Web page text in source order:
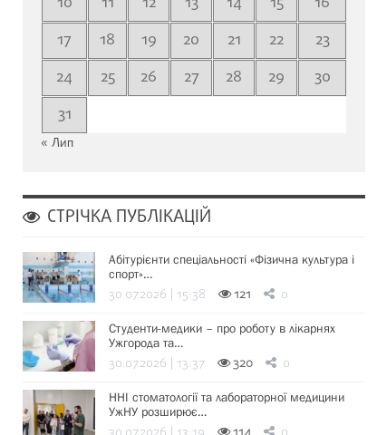
17
18 19 20 21 22
23
24
25 26 27 28 29
30
31
« Лип
СТРІЧКА ПУБЛІКАЦІЙ
Абітурієнти спеціальності «Фізична культура і
спорт»…
30.07.2026 | 15:38 121 0
Студенти-медики – про роботу в лікарнях
Ужгорода та…
30.07.2026 | 13:37 320 0
ННІ стоматології та лабораторної медицини
УжНУ розширює…